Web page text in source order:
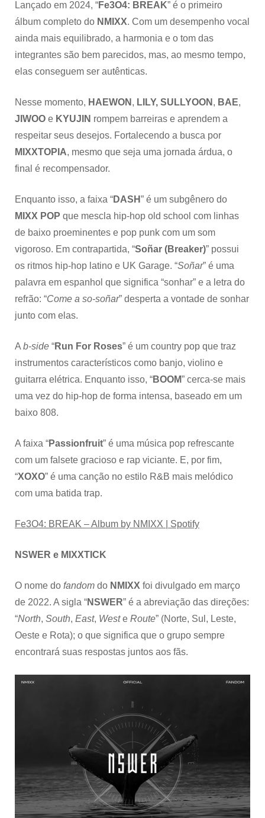
Lançado em 2024, “Fe3O4: BREAK” é o primeiro
álbum completo do NMIXX. Com um desempenho vocal
ainda mais equilibrado, a harmonia e o tom das
integrantes são bem parecidos, mas, ao mesmo tempo,
elas conseguem ser autênticas.
Nesse momento, HAEWON , LILY, SULLYOON , BAE,
JIWOO e KYUJIN rompem barreiras e aprendem a
respeitar seus desejos. Fortalecendo a busca por
MIXXTOPIA, mesmo que seja uma jornada árdua, o
final é recompensador.
Enquanto isso, a faixa “DASH” é um subgênero do
MIXX POP que mescla hip-hop old school com linhas
de baixo proeminentes e pop punk com um som
vigoroso. Em contrapartida, “Soñar (Breaker)” possui
os ritmos hip-hop latino e UK Garage. “Soñar” é uma
palavra em espanhol que significa “sonhar” e a letra do
refrão: “Come a so-soñar” desperta a vontade de sonhar
junto com elas.
A b-side “Run For Roses” é um country pop que traz
instrumentos característicos como banjo, violino e
guitarra elétrica. Enquanto isso, “BOOM” cerca-se mais
uma vez do hip-hop de forma intensa, baseado em um
baixo 808.
A faixa “Passionfruit” é uma música pop refrescante
com um falsete gracioso e rap viciante. E, por fim,
“XOXO” é uma canção no estilo R&B mais melódico
com uma batida trap.
Fe3O4: BREAK – Album by NMIXX | Spotify
NSWER e MIXXTICK
O nome do fandom do NMIXX foi divulgado em março
de 2022. A sigla “NSWER” é a abreviação das direções:
“North, South, East, Weste Route” (Norte, Sul, Leste,
Oeste e Rota); o que significa que o grupo sempre
encontrará suas respostas juntos aos fãs.